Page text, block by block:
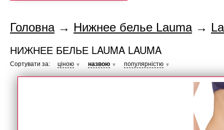
Головна→ Нижнее белье Lauma→
НИЖНЕЕ БЕЛЬЕ LAUMA LAUMA
Сортувати за: ціною ▼ назвою ▼ популярністю ▼